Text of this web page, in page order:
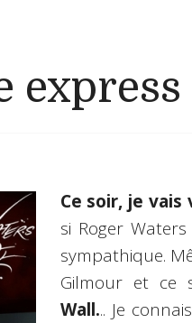
express
Ce soir, je vais
si Roger
sympathique.
Gilmour et ce
Wall... Je